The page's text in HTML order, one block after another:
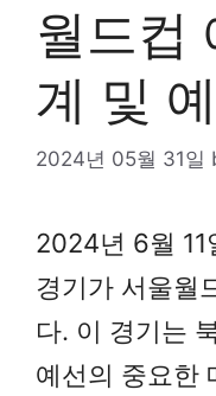
월드컵
계 및
2024년 05월 31일
2024년 6월 11
경기가 서울월
다. 이 경기는
예선의 중요한